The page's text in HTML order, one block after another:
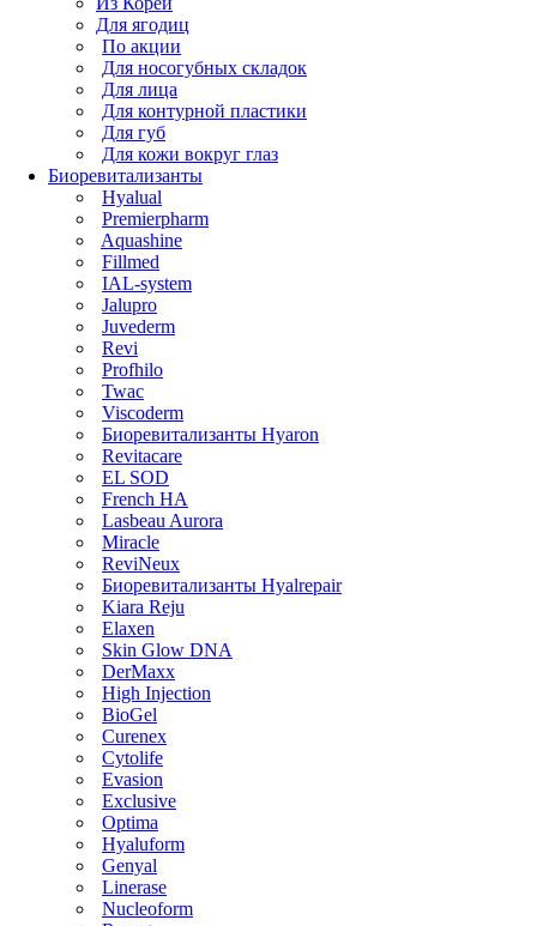
Для ягодиц
По акции
Для носогубных складок
Для лица
Для контурной пластики
Для губ
Для кожи вокруг глаз
Биоревитализанты
Hyalual
Premierpharm
Aquashine
Fillmed
IAL-system
Jalupro
Juvederm
Revi
Profhilo
Twac
Viscoderm
Биоревитализанты Hyaron
Revitacare
EL SOD
French HA
Lasbeau Aurora
Miracle
ReviNeux
Биоревитализанты Hyalrepair
Kiara Reju
Elaxen
Skin Glow DNA
DerMaxx
High Injection
BioGel
Curenex
Cytolife
Evasion
Exclusive
Optima
Hyaluform
Genyal
Linerase
Nucleoform